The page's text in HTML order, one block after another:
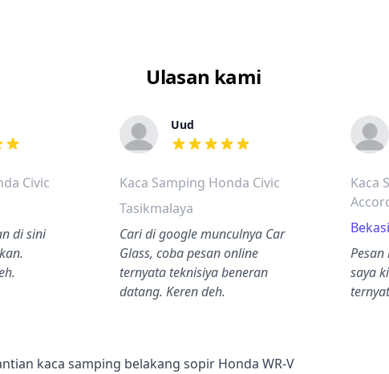
Ulasan kami
adalah bintang lima
Civic
di sini
Uud
dari ulasan adalah bintang lima
Kaca Samping Honda Civic
Tasikmalaya
Cari di google munculnya Car
Glass, coba pesan online
ternyata teknisiya beneran
datang. Keren deh.
Kaca
Bekasi
saya
kaca samping belakang sopir Honda WR-V